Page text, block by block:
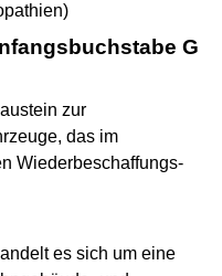
G
zur
das im
Wiederbeschaffungs-
es sich um eine